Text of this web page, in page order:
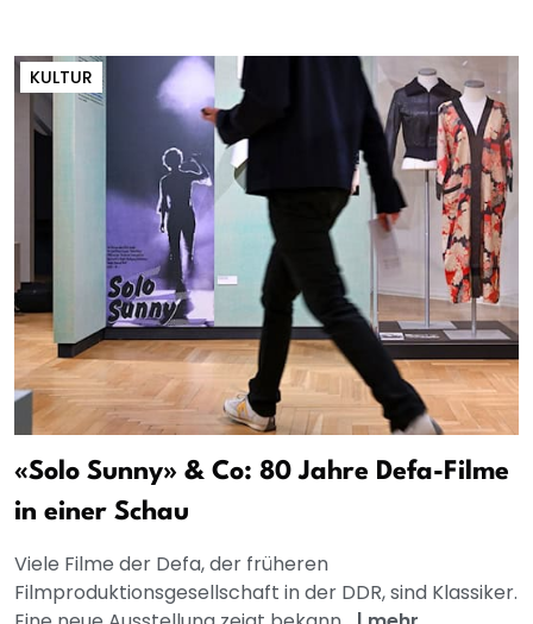
KULTUR
«Solo Sunny» & Co: 80 Jahre Defa-Filme
in einer Schau
Viele Filme der Defa, der früheren
Filmproduktionsgesellschaft in der DDR, sind Klassiker.